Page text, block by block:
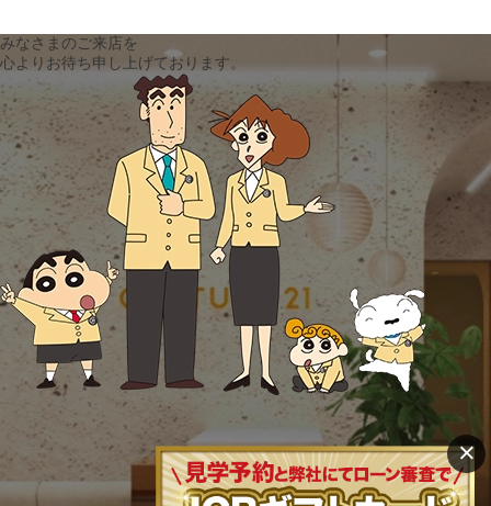
みなさまのご来店を
心よりお待ち申し上げております。
×